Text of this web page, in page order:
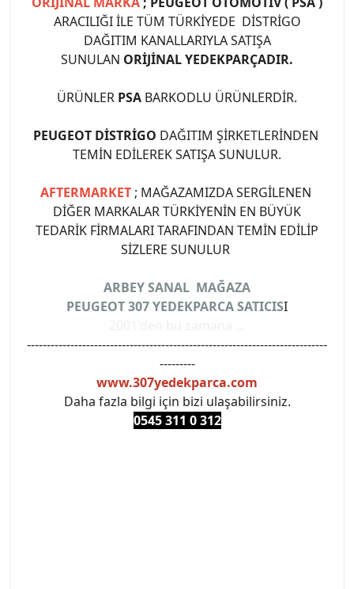
ARACILIĞI İLE TÜM TÜRKİYEDE DİSTRİGO
DAĞITIM KANALLARIYLA SATIŞA
SUNULAN ORİJİNAL YEDEKPARÇADIR.
ÜRÜNLER PSA BARKODLU ÜRÜNLERDİR.
PEUGEOT DİSTRİGO DAĞITIM ŞİRKETLERİNDEN
TEMİN EDİLEREK SATIŞA SUNULUR.
AFTERMARKET ; MAĞAZAMIZDA SERGİLENEN
DİĞER MARKALAR TÜRKİYENİN EN BÜYÜK
TEDARİK FİRMALARI TARAFINDAN TEMİN EDİLİP
SİZLERE SUNULUR
ARBEY SANAL MAĞAZA
PEUGEOT 307 YEDEKPARCA SATICISI
----------------------------------------------------------------------------
---------
www.307yedekparca.com
Daha fazla bilgi için bizi ulaşabilirsiniz.
0545 311 0 312